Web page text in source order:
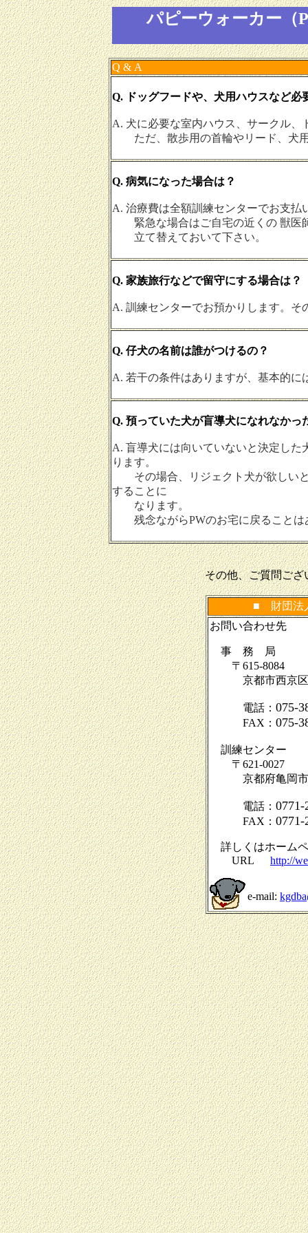
パピーウォーカー（
Q & A
Q. ドッグフードや、犬用ハウスなど必
A. 犬に必要な室内ハウス、サークル
ただ、散歩用の首輪やリード、犬用
Q. 病気になった場合は？
A. 治療費は全額訓練センターでお支
緊急な場合はご自宅の近くの 獣医
立て替えておいて下さい。
Q. 家族旅行などで留守にする場合は？
A. 訓練センターでお預かりします。そ
Q. 仔犬の名前は誰がつけるの？
A. 若干の条件はありますが、基本的に
Q. 預っていた犬が盲導犬になれなかっ
A. 盲導犬には向いていないと決定し
ります。
その場合、リジェクト犬が欲しいと
することに
なります。
残念ながらPWのお宅に戻ることは
その他、ご質問ござ
■ 財団法
お問い合わせ先
事 務 局
〒615-8084
京都市西京区
電話： 075-
FAX： 075-
訓練センター
〒621-0027
京都府亀岡市曽
電話： 0771-
FAX： 0771-
詳しくはホーム
URL http://
e-mail: